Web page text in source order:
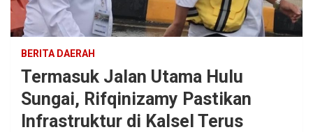
BERITA DAERAH
Termasuk Jalan Utama Hulu
Sungai, Rifqinizamy Pastikan
Infrastruktur di Kalsel Terus